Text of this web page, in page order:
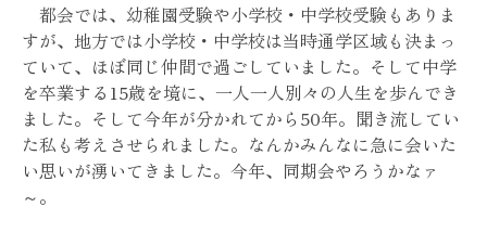
都会では、幼稚園受験や小学校・中学校受験もありま
すが、地方では小学校・中学校は当時通学区域も決まっ
ていて、ほぼ同じ仲間で過ごしていました。そして中学
を卒業する15歳を境に、一人一人別々の人生を歩んでき
ました。そして今年が分かれてから50年。聞き流してい
た私も考えさせられました。なんかみんなに急に会いた
い思いが湧いてきました。今年、同期会やろうかなァ
～。